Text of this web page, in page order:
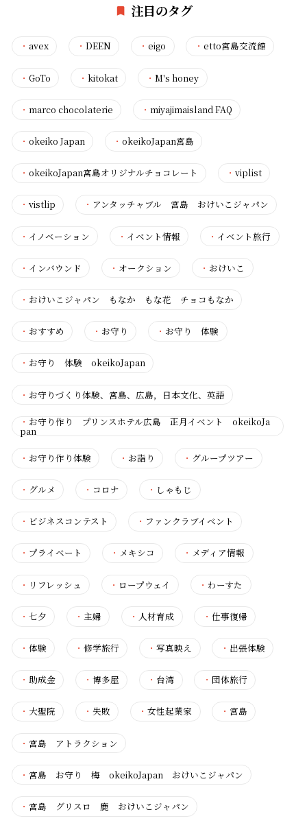
注目のタグ
・ avex ・DEEN ・eigo ・ etto宮島交流館
・ GoTo ・kitokat ・M's honey
・ marco chocolaterie ・miyajimaisland FAQ
・ okeiko Japan ・okeikoJapan宮島
・ okeikoJapan宮島オリジナルチョコレート ・viplist
・ vistlip ・ アンタッチャブル 宮島 おけいこジャパン
・ イノベーション ・ イベント情報 ・ イベント旅行
・ インバウンド ・ オークション ・ おけいこ
・ おけいこジャパン もなか もな花 チョコもなか
・ おすすめ ・ お守り ・ お守り 体験
・ お守り 体験 okeikoJapan
・ お守りづくり体験、宮島、広島，日本文化、英語
・ お守り作り プリンスホテル広島 正月イベント okeikoJa
pan
・ お守り作り体験 ・ お詣り ・ グループツアー
・ グルメ ・ コロナ ・ しゃもじ
・ ビジネスコンテスト ・ ファンクラブイベント
・ プライベート ・ メキシコ ・ メディア情報
・ リフレッシュ ・ ロープウェイ ・ わーすた
・ 七夕 ・主婦 ・ 人材育成 ・ 仕事復帰
・ 体験 ・修学旅行 ・写真映え ・ 出張体験
・ 助成金 ・博多屋 ・ 台湾 ・ 団体旅行
・ 大聖院 ・失敗 ・女性起業家 ・ 宮島
・ 宮島 アトラクション
・ 宮島 お守り 梅 okeikoJapan おけいこジャパン
・ 宮島 グリスロ 鹿 おけいこジャパン